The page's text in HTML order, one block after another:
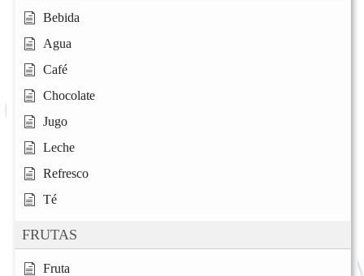
Bebida
Agua
Café
Chocolate
Jugo
Leche
Refresco
Té
FRUTAS
Fruta